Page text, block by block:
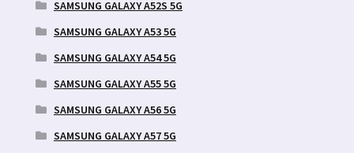
SAMSUNG GALAXY A52S 5G
SAMSUNG GALAXY A53 5G
SAMSUNG GALAXY A54 5G
SAMSUNG GALAXY A55 5G
SAMSUNG GALAXY A56 5G
SAMSUNG GALAXY A57 5G